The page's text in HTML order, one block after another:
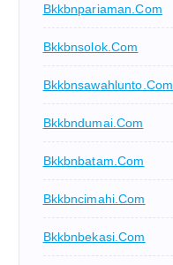
Bkkbnpariaman.com
Bkkbnsolok.com
Bkkbnsawahlunto.com
Bkkbndumai.com
Bkkbnbatam.com
Bkkbncimahi.com
Bkkbnbekasi.com